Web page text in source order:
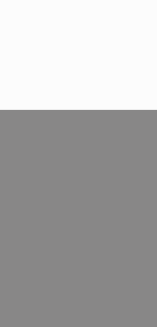
una nuova finestra))